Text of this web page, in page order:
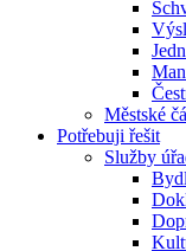
Městské
Potřebuji řešit
Služby